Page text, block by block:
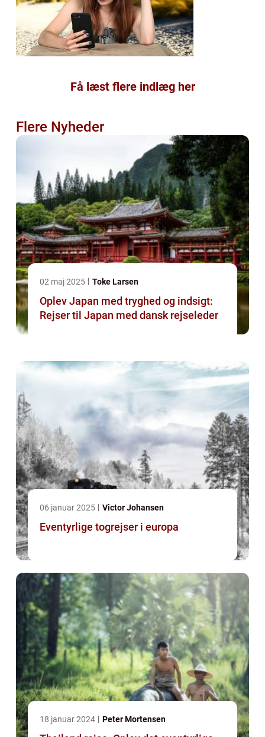
Få læst flere indlæg her
Flere Nyheder
02 maj 2025 Toke Larsen
Oplev Japan med tryghed og indsigt:
Rejser til Japan med dansk rejseleder
06 januar 2025 Victor Johansen
Eventyrlige togrejser i europa
18 januar 2024 Peter Mortensen